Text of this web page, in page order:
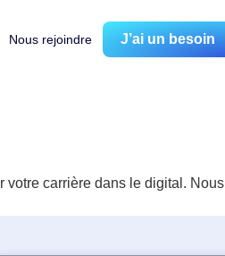
Nous rejoindre J’ai un besoin
votre carrière dans le digital. Nous